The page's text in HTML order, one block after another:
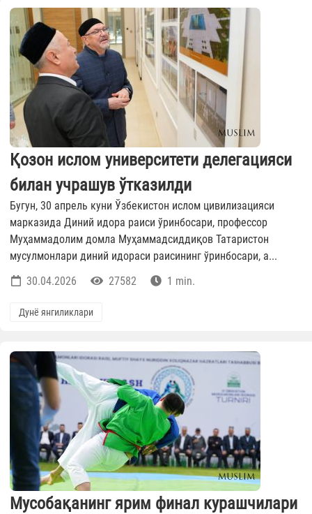
Қозон ислом университети делегацияси
билан учрашув ўтказилди
Бугун, 30 апрель куни Ўзбекистон ислом цивилизацияси
марказида Диний идора раиси ўринбосари, профессор
Муҳаммадолим домла Муҳаммадсиддиқов Татаристон
мусулмонлари диний идораси раисининг ўринбосари, а...
30.04.2026
27582 1 min.
Дунё янгиликлари
Мусобақанинг ярим финал курашчилари